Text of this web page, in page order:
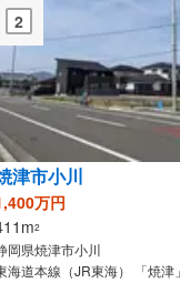
2
津市小川
万円
2
岡県焼津市小川
海道本線（JR東海） 「焼